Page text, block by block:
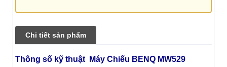
Chi tiết sản phẩm
Thông số kỹ thuật Máy Chiếu BENQ MW529